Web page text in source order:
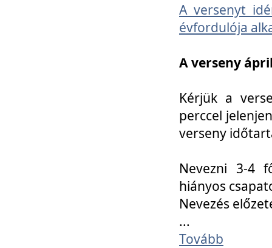
A versenyt
évfordulója
A verseny
Kérjük a
perccel
verseny
Nevezni 3-4
hiányos
Nevezés
...
Tovább